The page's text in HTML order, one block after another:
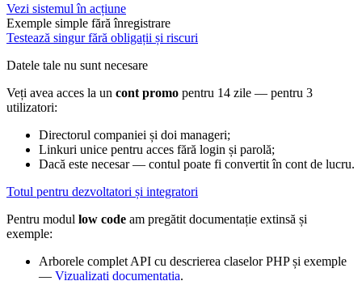
Vezi sistemul în acțiune
Exemple simple fără înregistrare
Testează singur fără obligații și riscuri
Datele tale nu sunt necesare
Veți avea acces la un cont promo pentru 14 zile — pentru 3
utilizatori:
Directorul companiei și doi manageri;
Linkuri unice pentru acces fără login și parolă;
Dacă este necesar — contul poate fi convertit în cont de lucru.
Totul pentru dezvoltatori și integratori
Pentru modul low code am pregătit documentație extinsă și
exemple:
Arborele complet API cu descrierea claselor PHP și exemple
— Vizualizați documentația.